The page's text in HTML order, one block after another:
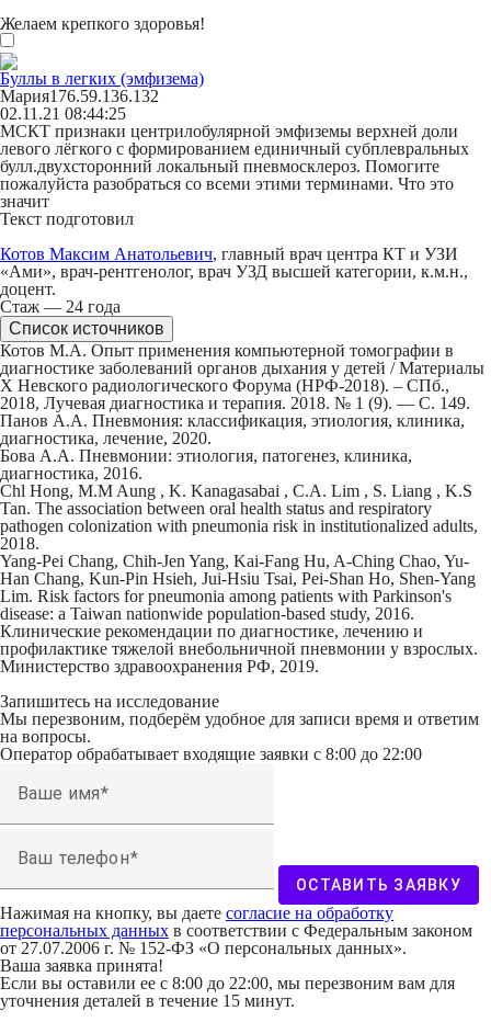
Желаем крепкого здоровья!
Буллы в легких (эмфизема)
Мария176.59.136.132
02.11.21 08:44:25
МСКТ признаки центрилобулярной эмфиземы верхней доли
левого лёгкого с формированием единичный субплевральных
булл.двухсторонний локальный пневмосклероз. Помогите
пожалуйста разобраться со всеми этими терминами. Что это
значит
Текст подготовил
Котов Максим Анатольевич, главный врач центра КТ и УЗИ
«Ами», врач-рентгенолог, врач УЗД высшей категории, к.м.н.,
доцент.
Стаж — 24 года
Список источников
Котов М.А. Опыт применения компьютерной томографии в
диагностике заболеваний органов дыхания у детей / Материалы
X Невского радиологического Форума (НРФ-2018). – СПб.,
2018, Лучевая диагностика и терапия. 2018. № 1 (9). — С. 149.
Панов А.А. Пневмония: классификация, этиология, клиника,
диагностика, лечение, 2020.
Бова А.А. Пневмонии: этиология, патогенез, клиника,
диагностика, 2016.
Chl Hong, M.M Aung , K. Kanagasabai , C.A. Lim , S. Liang , K.S
Tan. The association between oral health status and respiratory
pathogen colonization with pneumonia risk in institutionalized adults,
2018.
Yang-Pei Chang, Chih-Jen Yang, Kai-Fang Hu, A-Ching Chao, Yu-
Han Chang, Kun-Pin Hsieh, Jui-Hsiu Tsai, Pei-Shan Ho, Shen-Yang
Lim. Risk factors for pneumonia among patients with Parkinson's
disease: a Taiwan nationwide population-based study, 2016.
Клинические рекомендации по диагностике, лечению и
профилактике тяжелой внебольничной пневмонии у взрослых.
Министерство здравоохранения РФ, 2019.
Запишитесь на исследование
Мы перезвоним, подберём удобное для записи время и ответим
на вопросы.
Оператор обрабатывает входящие заявки с 8:00 до 22:00
Ваше имя
Ваш телефон
ОСТАВИТЬ ЗАЯВКУ
Нажимая на кнопку, вы даете согласие на обработку
персональных данных в соответствии с Федеральным законом
от 27.07.2006 г. № 152-ФЗ «О персональных данных».
Ваша заявка принята!
Если вы оставили ее с 8:00 до 22:00, мы перезвоним вам для
уточнения деталей в течение 15 минут.